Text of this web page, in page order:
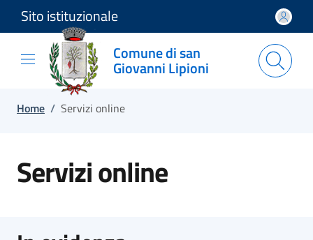
Salta e vai al contenuto
Salta e vai al footer
Sito istituzionale
Comune di san
Giovanni Lipioni
Home / Servizi online
Servizi online